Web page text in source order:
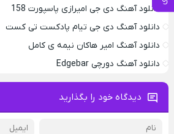
دانلود آهنگ دی جی امیرازی پاسپورت 158
دانلود آهنگ دی جی تیام پادکست تی کست
دانلود آهنگ امیر هاکان نیمه ی کامل
دانلود آهنگ دورچی Edgebar
دیدگاه خود را بگذارید